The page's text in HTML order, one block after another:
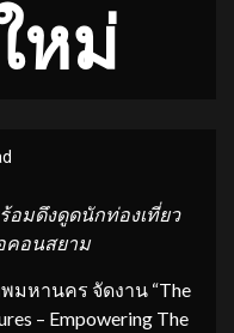
หม่
ร้อมดึงดูดนักท่องเที่ยว
คอนสยาม
หานคร จัดงาน “The
– Empowering The